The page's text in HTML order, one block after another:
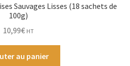
Sauvages Lisses (18 sachets de
100g)
10,99€ HT
au panier